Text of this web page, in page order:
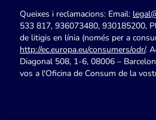
Queixes i reclamacions: Email:
533 817, 936073480, 930185200,
de litigis en línia (només per a
http://ec.europa.eu/consumers/odr/.
Diagonal 508, 1-6, 08006 –
vos a l'Oficina de Consum de la